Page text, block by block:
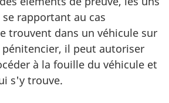
rapportant au cas
trouvent dans un véhicule sur
il peut autoriser
à la fouille du véhicule et
s'y trouve.